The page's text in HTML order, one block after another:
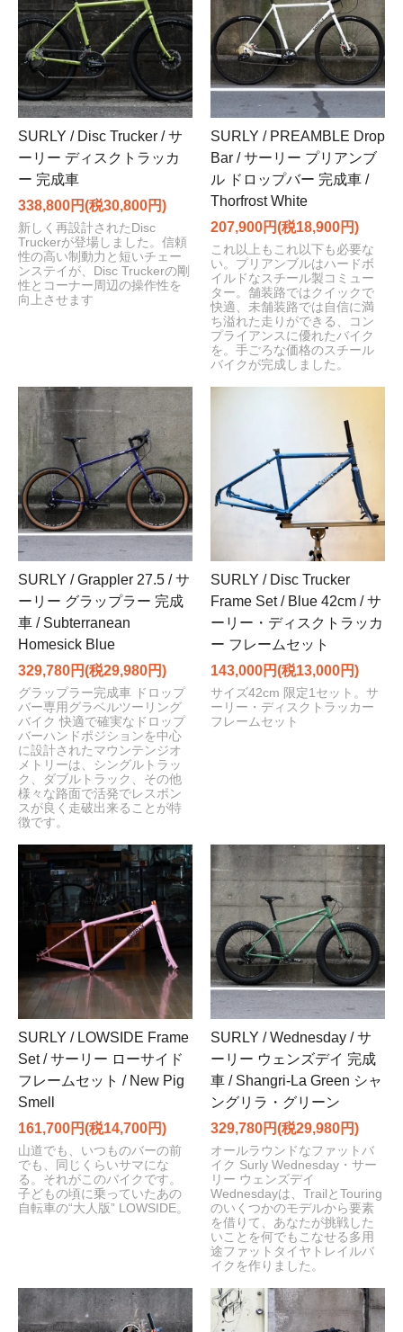
SURLY / Disc Trucker / サ
ーリー ディスクトラッカ
ー 完成車
338,800円(税30,800円)
新しく再設計されたDisc
Truckerが登場しました。信頼
性の高い制動力と短いチェー
ンステイが、Disc Truckerの剛
性とコーナー周辺の操作性を
向上させます
SURLY / PREAMBLE Drop
Bar / サーリー プリアンブ
ル ドロップバー 完成車 /
Thorfrost White
207,900円(税18,900円)
これ以上もこれ以下も必要な
い。プリアンブルはハードボ
イルドなスチール製コミュー
ター。舗装路ではクイックで
快適、未舗装路では自信に満
ち溢れた走りができる、コン
プライアンスに優れたバイク
を。手ごろな価格のスチール
バイクが完成しました。
SURLY / Grappler 27.5 / サ
ーリー グラップラー 完成
車 / Subterranean
Homesick Blue
329,780円(税29,980円)
グラップラー完成車 ドロップ
バー専用グラベルツーリング
バイク 快適で確実なドロップ
バーハンドポジションを中心
に設計されたマウンテンジオ
メトリーは、シングルトラッ
ク、ダブルトラック、その他
様々な路面で活発でレスポン
スが良く走破出来ることが特
徴です。
SURLY / Disc Trucker
Frame Set / Blue 42cm / サ
ーリー・ディスクトラッカ
ー フレームセット
143,000円(税13,000円)
サイズ42cm 限定1セット。サ
ーリー・ディスクトラッカー
フレームセット
SURLY / LOWSIDE Frame
Set / サーリー ローサイド
フレームセット / New Pig
Smell
161,700円(税14,700円)
山道でも、いつものバーの前
でも、同じくらいサマにな
る。それがこのバイクです。
子どもの頃に乗っていたあの
自転車の“大人版” LOWSIDE。
SURLY / Wednesday / サ
ーリー ウェンズデイ 完成
車 / Shangri-La Green シャ
ングリラ・グリーン
329,780円(税29,980円)
オールラウンドなファットバ
イク Surly Wednesday・サー
リー ウェンズデイ
Wednesdayは、TrailとTouring
のいくつかのモデルから要素
を借りて、あなたが挑戦した
いことを何でもこなせる多用
途ファットタイヤトレイルバ
イクを作りました。